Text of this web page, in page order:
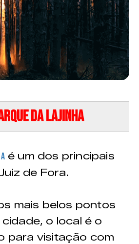
da Lajinha
é um dos principais
de Fora.
mais belos pontos
o local é o
para visitação com